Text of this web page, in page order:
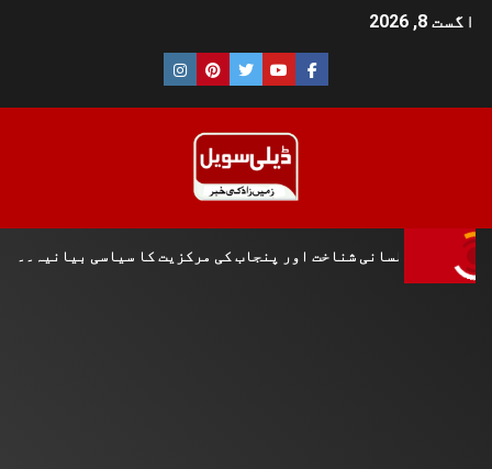
اگست 8, 2026
و لسانی شناخت اور پنجاب کی مرکزیت کا سیاسی